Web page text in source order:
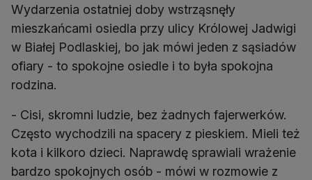
Wydarzenia ostatniej doby wstrząsnęły
mieszkańcami osiedla przy ulicy Królowej Jadwigi
w Białej Podlaskiej, bo jak mówi jeden z sąsiadów
ofiary - to spokojne osiedle i to była spokojna
rodzina.
- Cisi, skromni ludzie, bez żadnych fajerwerków.
Często wychodzili na spacery z pieskiem. Mieli też
kota i kilkoro dzieci. Naprawdę sprawiali wrażenie
bardzo spokojnych osób - mówi w rozmowie z